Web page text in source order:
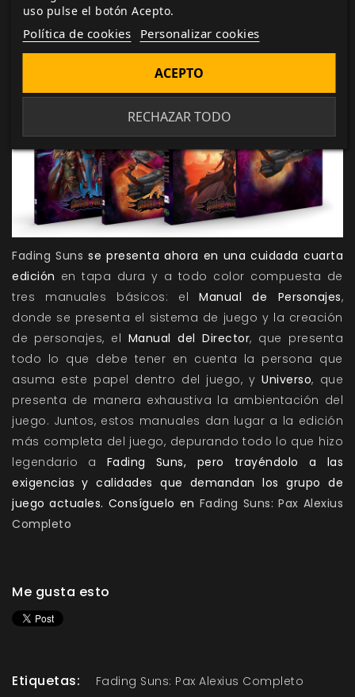
los humanos para evitar que entren y infecten los
Mundos Conocidos.
Fading Suns se presenta ahora en una cuidada cuarta
edición en tapa dura y a todo color compuesta de
tres manuales básicos: elManual de Personajes,
donde se presenta el sistema de juego y la creación
de personajes, el Manual del Director, que presenta
todo lo que debe tener en cuenta la persona que
asuma este papel dentro del juego, yUniverso, que
presenta de manera exhaustiva la ambientación del
juego. Juntos, estos manuales dan lugar a la edición
más completa del juego, depurando todo lo que hizo
legendario a Fading Suns, pero trayéndolo a las
exigencias y calidades que demandan los grupo de
juego actuales. Consíguelo en Fading Suns: Pax Alexius
Completo
Me gusta esto
Etiquetas:
Fading Suns: Pax Alexius Completo
uso pulse el botón Acepto.
Política de cookies Personalizar cookies
RECHAZAR TODO
ACEPTO